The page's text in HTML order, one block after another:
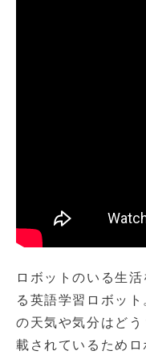
ロボットのいる生
る英語学習ロボッ
の天気や気分はど
載されているため